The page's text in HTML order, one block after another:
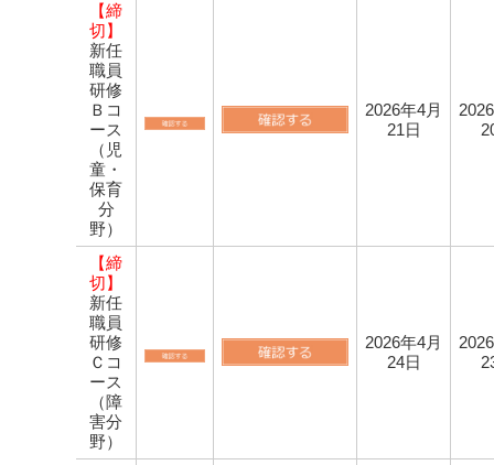
【締
切】
新任
職員
研修
Ｂコ
ース
（児
童・
保育
分
野）
2026年4月
21日
【締
切】
新任
職員
研修
Ｃコ
ース
（障
害分
野）
2026年4月
24日